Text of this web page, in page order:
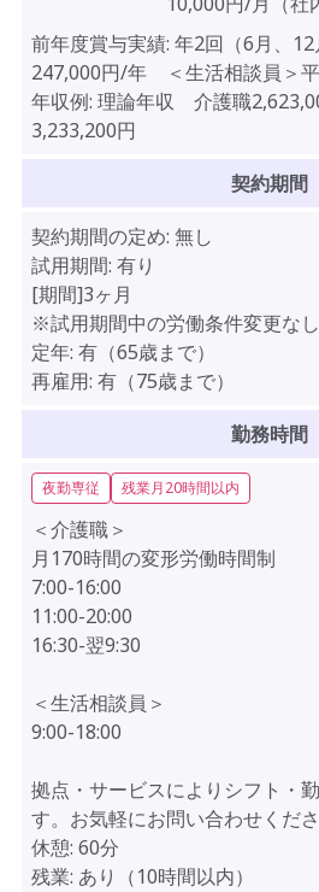
前年度賞与実績: 年2回（6月、
247,000円/年 ＜生活相談員＞
年収例: 理論年収 介護職
3,233,200円
契約期間
契約期間の定め: 無し
試用期間: 有り
[期間]3ヶ月
※試用期間中の労働条件変更なし
定年: 有（65歳まで）
再雇用: 有（75歳まで）
勤務時間
夜勤専従 残業月20時間以内
＜介護職＞
月170時間の変形労働時間制
7:00-16:00
11:00-20:00
16:30-翌9:30
＜生活相談員＞
9:00-18:00
拠点・サービスによりシフト・
す。お気軽にお問い合わせくださ
休憩: 60分
残業: あり（10時間以内）